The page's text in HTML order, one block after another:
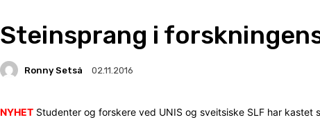
Steinsprang i
Ronny Setså 02.11.2016
NYHET Studenter og forskere ved UNIS og sveitsiske SLF har